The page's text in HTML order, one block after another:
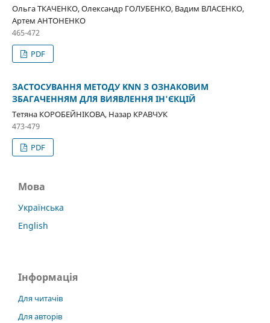
Ольга ТКАЧЕНКО, Олександр ГОЛУБЕНКО, Вадим ВЛАСЕНКО,
Артем АНТОНЕНКО
465-472
PDF
ЗАСТОСУВАННЯ МЕТОДУ KNN З ОЗНАКОВИМ
ЗБАГАЧЕННЯМ ДЛЯ ВИЯВЛЕННЯ ІН'ЄКЦІЙ
Тетяна КОРОБЕЙНІКОВА, Назар КРАВЧУК
473-479
PDF
Мова
Українська
English
Інформація
Для читачів
Для авторів